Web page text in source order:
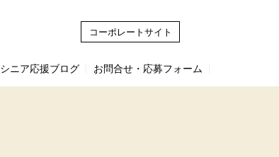
コーポレートサイト
シニア応援ブログ お問合せ・応募フォーム